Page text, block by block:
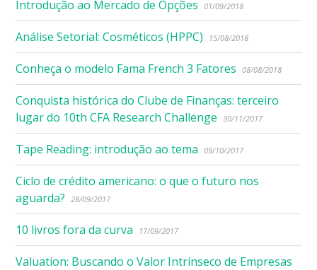
Introdução ao Mercado de Opções 01/09/2018
Análise Setorial: Cosméticos (HPPC) 15/08/2018
Conheça o modelo Fama French 3 Fatores 08/08/2018
Conquista histórica do Clube de Finanças: terceiro
lugar do 10th CFA Research Challenge
30/11/2017
Tape Reading: introdução ao tema 09/10/2017
Ciclo de crédito americano: o que o futuro nos
aguarda?
28/09/2017
10 livros fora da curva 17/09/2017
Valuation: Buscando o Valor Intrínseco de Empresas